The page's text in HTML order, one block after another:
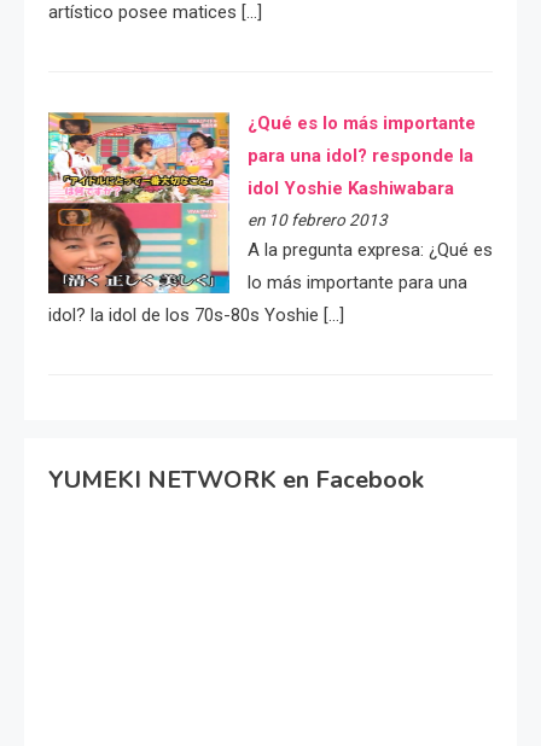
artístico posee matices […]
¿Qué es lo más importante
para una idol? responde la
idol Yoshie Kashiwabara
en 10 febrero 2013
A la pregunta expresa: ¿Qué es
lo más importante para una
idol? la idol de los 70s-80s Yoshie […]
YUMEKI NETWORK en Facebook